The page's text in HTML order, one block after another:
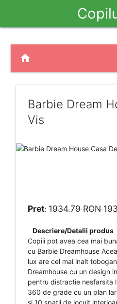
home
Barbie Dream
Vis
Pret: 1934.79 RON
Descriere/Detalii produs
Copiii pot avea cea mai
cu Barbie Dreamhouse
lux are cel mai inalt
Dreamhouse cu un design
pentru distractie nesfarsita
360 de grade cu un plan
si 10 spatii de locuit